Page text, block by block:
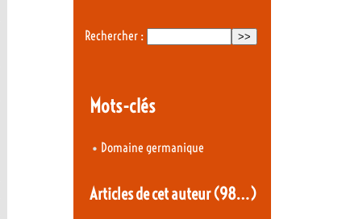
Rechercher :
Mots-clés
• Domaine germanique
Articles de cet auteur(98…)